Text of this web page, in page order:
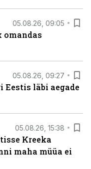
05.08.26, 09:05
05.08.26, 09:27
läbi aegade
05.08.26, 15:38
Kreeka
maha müüa ei